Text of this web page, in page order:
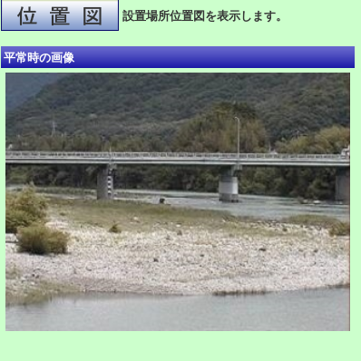
設置場所位置図を表示します。
平常時の画像